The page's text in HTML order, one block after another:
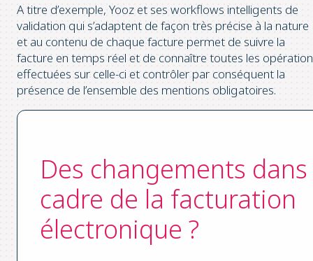
A titre d’exemple, Yooz et ses workflows intelligents de
validation qui s’adaptent de façon très précise à la nature
et au contenu de chaque facture permet de suivre la
facture en temps réel et de connaître toutes les
effectuées sur celle-ci et contrôler par conséquent la
présence de l’ensemble des mentions obligatoires.
Des changements
cadre de la facturation
électronique ?